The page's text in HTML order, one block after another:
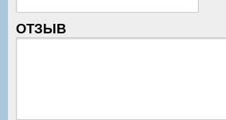
ОТЗЫВ